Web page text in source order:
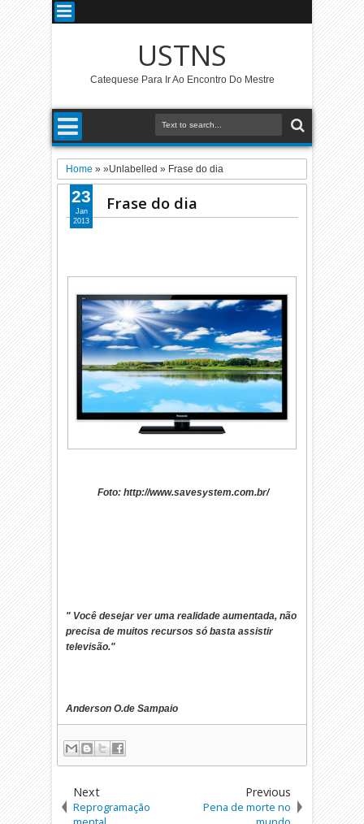
USTNS
Catequese Para Ir Ao Encontro Do Mestre
Home » »Unlabelled » Frase do dia
Frase do dia
Foto: http://www.savesystem.com.br/
" Você desejar ver uma realidade aumentada, não
precisa de muitos recursos só basta assistir
televisão."
Anderson O.de Sampaio
23
Jan
2013
Next
Reprogramação
Previous
Pena de morte no